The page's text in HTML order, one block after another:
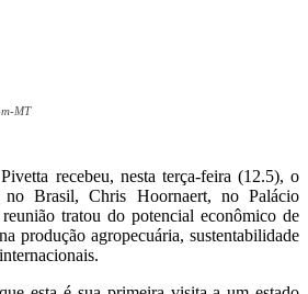
MT
recebeu, nesta terça-feira (12.5), o
no Brasil, Chris Hoornaert, no Palácio
tratou do potencial econômico de
produção agropecuária, sustentabilidade